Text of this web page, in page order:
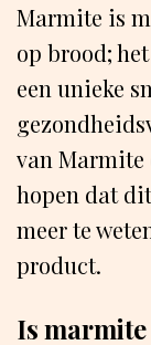
Marmite is
op brood;
een unieke
van Marmite
hopen dat
meer te
product.
Is marmite